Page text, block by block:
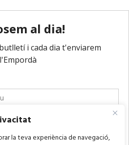
la teva experiència de navegació,